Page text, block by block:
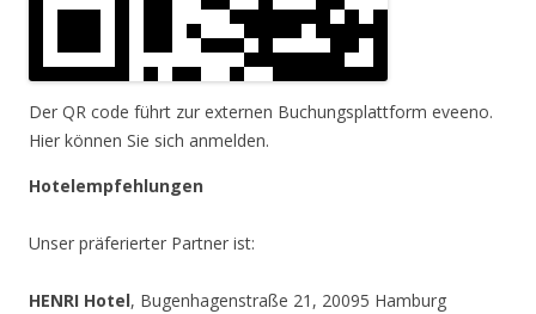
Der QR code führt zur externen Buchungsplattform eveeno.
Hier können Sie sich anmelden.
Hotelempfehlungen
Unser präferierter Partner ist:
HENRI Hotel, Bugenhagenstraße 21, 20095 Hamburg